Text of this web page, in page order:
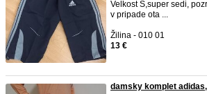
Velkost S,super sedi,
v pripade ota ...
Žilina - 010 01
13 €
damsky komplet